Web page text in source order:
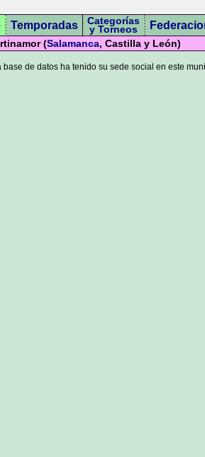
Temporadas Categorías
y Torneos
(Salamanca, Castilla y León)
base de datos ha tenido su sede social en este